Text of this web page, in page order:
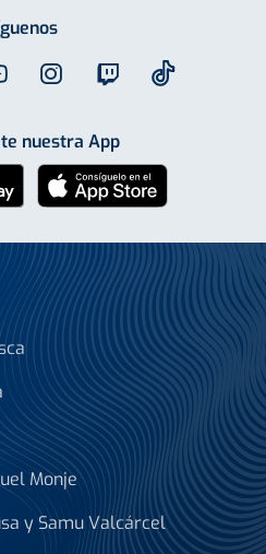
nuestra App
Monje
y Samu Valcárcel